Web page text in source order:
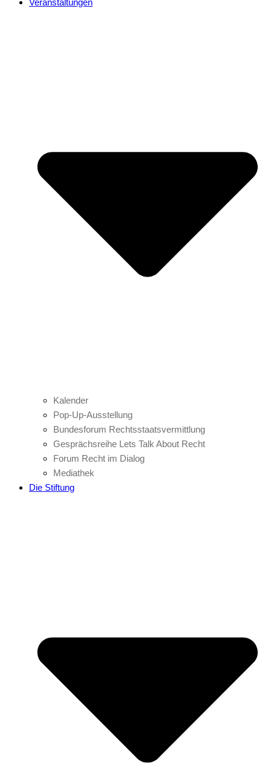
Veranstaltungen
Kalender
Pop-Up-Ausstellung
Bundesforum Rechtsstaatsvermittlung
Gesprächsreihe Lets Talk About Recht
Forum Recht im Dialog
Mediathek
Die Stiftung